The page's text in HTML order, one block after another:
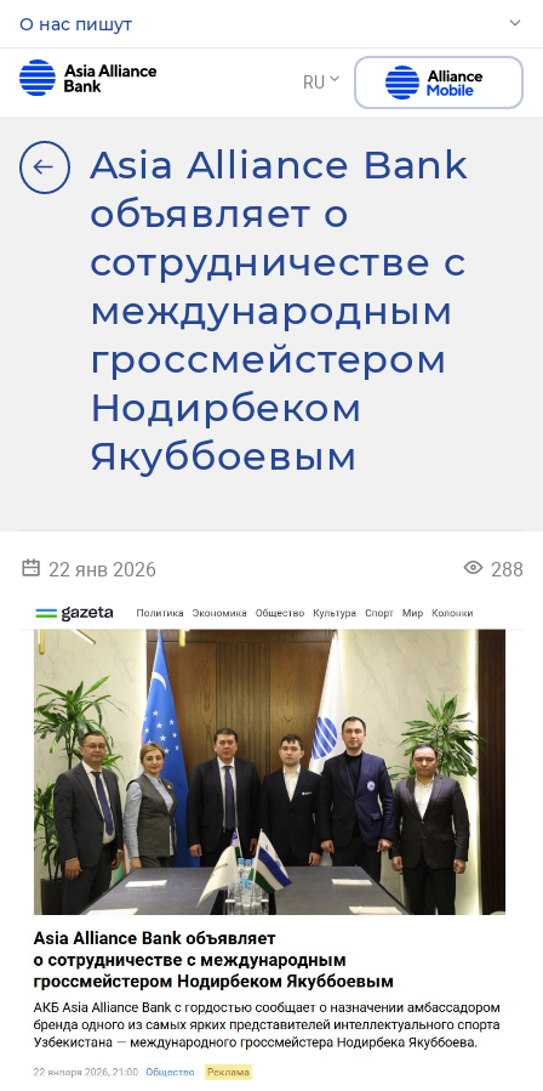
О нас пишут
RU
Asia Alliance Bank
объявляет о
сотрудничестве с
международным
гроссмейстером
Нодирбеком
Якуббоевым
22 янв 2026 288